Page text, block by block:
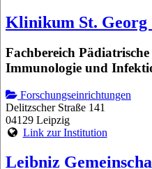
Klinikum St.
Fachbereich
Immunologie und
Forschungseinrichtungen
Delitzscher Straße 141
04129 Leipzig
Link zur Institution
Leibniz